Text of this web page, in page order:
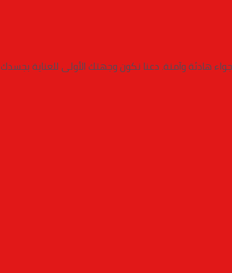
هادئة وآمنة. دعنا نكون وجهتك الأولى للعناية